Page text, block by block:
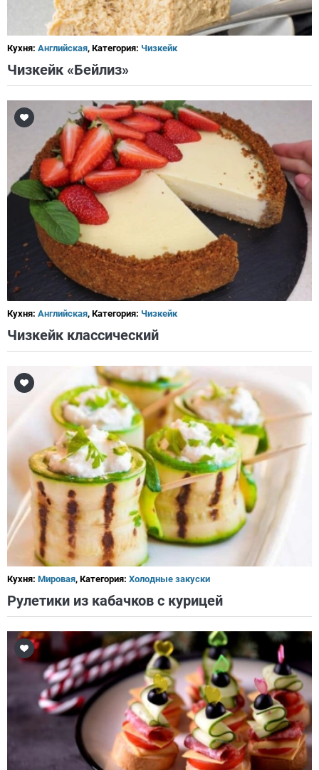
Кухня: Английская, Категория: Чизкейк
Чизкейк «Бейлиз»
Кухня: Английская, Категория: Чизкейк
Чизкейк классический
Кухня: Мировая, Категория: Холодные закуски
Рулетики из кабачков с курицей